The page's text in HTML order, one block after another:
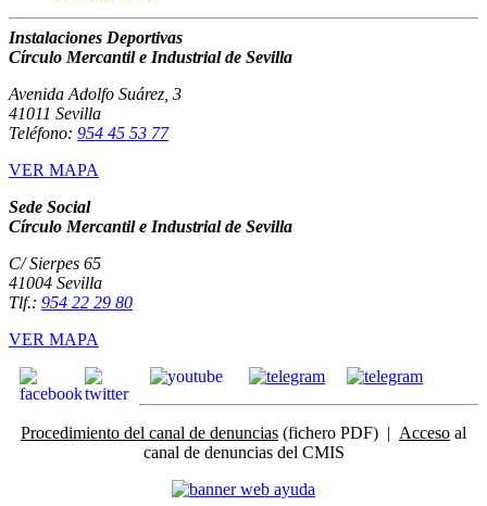
Instalaciones Deportivas
Círculo Mercantil e Industrial de Sevilla
Avenida Adolfo Suárez, 3
41011 Sevilla
Teléfono: 954 45 53 77
VER MAPA
Sede Social
Círculo Mercantil e Industrial de Sevilla
C/ Sierpes 65
41004 Sevilla
Tlf.: 954 22 29 80
VER MAPA
Procedimiento del canal de denuncias (fichero PDF) | Acceso al
canal de denuncias del CMIS